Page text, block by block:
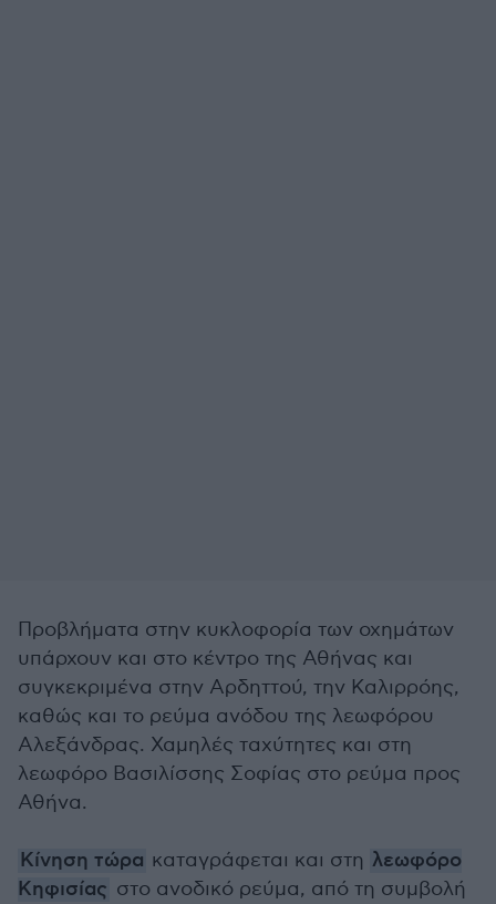
Προβλήματα στην κυκλοφορία των οχημάτων
υπάρχουν και στο κέντρο της Αθήνας και
συγκεκριμένα στην Αρδηττού, την Καλιρρόης,
καθώς και το ρεύμα ανόδου της λεωφόρου
Αλεξάνδρας. Χαμηλές ταχύτητες και στη
λεωφόρο Βασιλίσσης Σοφίας στο ρεύμα προς
Αθήνα.
Κίνηση τώρα καταγράφεται και στη λεωφόρο
Κηφισίας στο ανοδικό ρεύμα, από τη συμβολή